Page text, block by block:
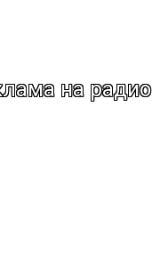
на радио